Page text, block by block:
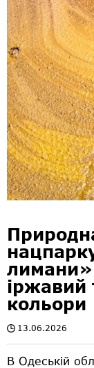
лимани»
іржавий
кольори
13.06.2026
В Одеській